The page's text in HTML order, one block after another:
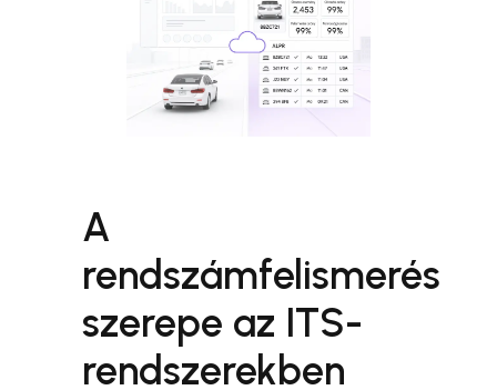
A
rendszámfelismerés
szerepe az ITS-
rendszerekben